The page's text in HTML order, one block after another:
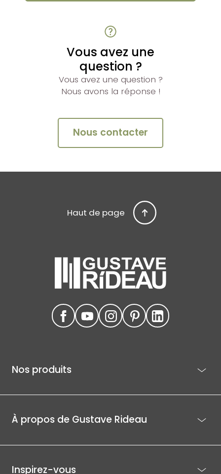
Vous avez une
question ?
Vous avez une question ?
Nous avons la réponse !
Nous contacter
Haut de page
Nos produits
À propos de Gustave Rideau
Inspirez-vous